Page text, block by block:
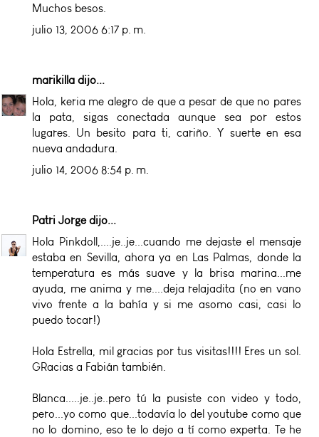
Muchos besos.
julio 13, 2006 6:17 p. m.
marikilla dijo...
Hola, keria me alegro de que a pesar de que no pares
la pata, sigas conectada aunque sea por estos
lugares. Un besito para ti, cariño. Y suerte en esa
nueva andadura.
julio 14, 2006 8:54 p. m.
Patri Jorgedijo...
Hola Pinkdoll,....je..je...cuando me dejaste el mensaje
estaba en Sevilla, ahora ya en Las Palmas, donde la
temperatura es más suave y la brisa marina...me
ayuda, me anima y me....deja relajadita (no en vano
vivo frente a la bahía y si me asomo casi, casi lo
puedo tocar!)
Hola Estrella, mil gracias por tus visitas!!!! Eres un sol.
GRacias a Fabián también.
Blanca.....je..je..pero tú la pusiste con video y todo,
pero...yo como que...todavía lo del youtube como que
no lo domino, eso te lo dejo a tí como experta. Te he